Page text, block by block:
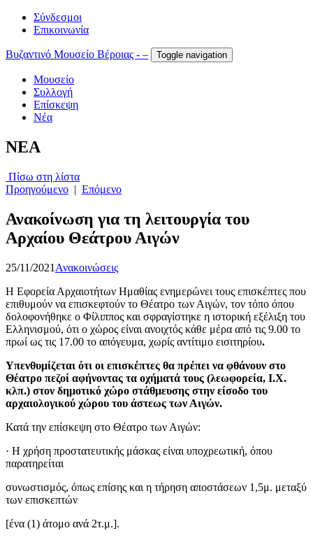
Σύνδεσμοι
Επικοινωνία
Βυζαντινό Μουσείο Βέροιας - – Toggle navigation
Μουσείο
Συλλογή
Επίσκεψη
Νέα
NEA
Πίσω στη λίστα
Προηγούμενο | Επόμενο
Ανακοίνωση για τη λειτουργία του
Αρχαίου Θεάτρου Αιγών
25/11/2021 Ανακοινώσεις
Η Εφορεία Αρχαιοτήτων Ημαθίας ενημερώνει τους επισκέπτες που
επιθυμούν να επισκεφτούν το Θέατρο των Αιγών, τον τόπο όπου
δολοφονήθηκε ο Φίλιππος και σφραγίστηκε η ιστορική εξέλιξη του
Ελληνισμού, ότι ο χώρος είναι ανοιχτός κάθε μέρα από τις 9.00 το
πρωί ως τις 17.00 το απόγευμα, χωρίς αντίτιμο εισιτηρίου.
Υπενθυμίζεται ότι οι επισκέπτες θα πρέπει να φθάνουν στο
Θέατρο πεζοί αφήνοντας τα οχήματά τους (λεωφορεία, Ι.Χ.
κλπ.) στον δημοτικό χώρο στάθμευσης στην είσοδο του
αρχαιολογικού χώρου του άστεως των Αιγών.
Κατά την επίσκεψη στο Θέατρο των Αιγών:
· Η χρήση προστατευτικής μάσκας είναι υποχρεωτική, όπου
παρατηρείται
συνωστισμός, όπως επίσης και η τήρηση αποστάσεων 1,5μ. μεταξύ
των επισκεπτών
[ένα (1) άτομο ανά 2τ.μ.].